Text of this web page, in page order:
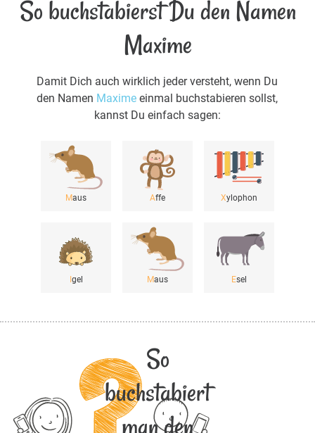
So buchstabierst Du den Namen
Maxime
Damit Dich auch wirklich jeder versteht, wenn Du
den Namen Maxime einmal buchstabieren sollst,
kannst Du einfach sagen:
Maus Affe Xylophon
Igel Maus Esel
So
buchstabiert